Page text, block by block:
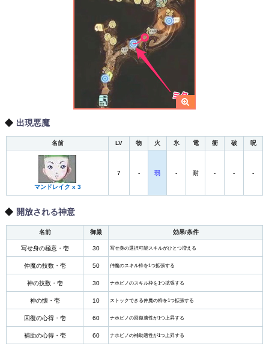
出現悪魔
名前 LV 物 火 氷 電 衝 破 呪
マンドレイク x 3
7 - 弱 - 耐 - - -
開放される神意
名前 御厳 効果/条件
写せ身の極意・壱 30 写せ身の選択可能スキルがひとつ増える
仲魔の技数・壱 50 仲魔のスキル枠を1つ拡張する
神の技数・壱 30 ナホビノのスキル枠を1つ拡張する
神の懐・壱 10 ストックできる仲魔の枠を1つ拡張する
回復の心得・壱 60 ナホビノの回復適性が1つ上昇する
補助の心得・壱 60 ナホビノの補助適性が1つ上昇する